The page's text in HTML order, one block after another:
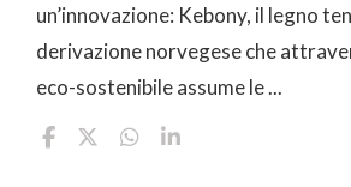
un’innovazione: Kebony, il legno
derivazione norvegese che
eco-sostenibile assume le ...